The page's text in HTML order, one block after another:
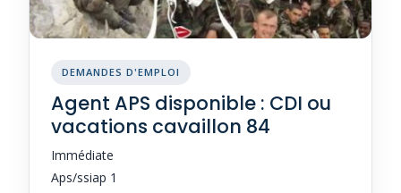
DEMANDES D'EMPLOI
Agent APS disponible : CDI ou
vacations cavaillon 84
Immédiate
Aps/ssiap 1